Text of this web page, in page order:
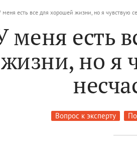
меня есть все для хорошей жизни, но я чувствую
меня есть
жизни, но я
Вопрос к эксперту